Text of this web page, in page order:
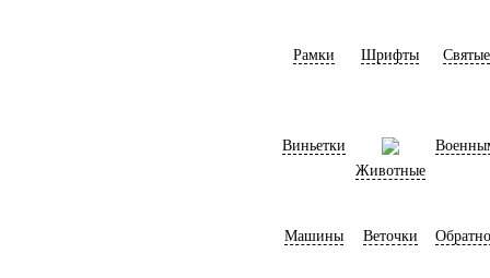
Рамки Шрифты Святые
Виньетки
Животные
Машины Веточки